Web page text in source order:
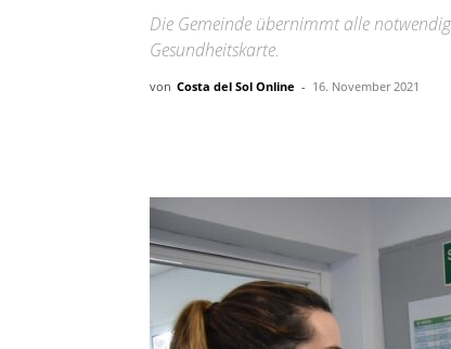
Die Gemeinde übernimmt alle
Gesundheitskarte.
von Costa del Sol Online - 16. November 2021